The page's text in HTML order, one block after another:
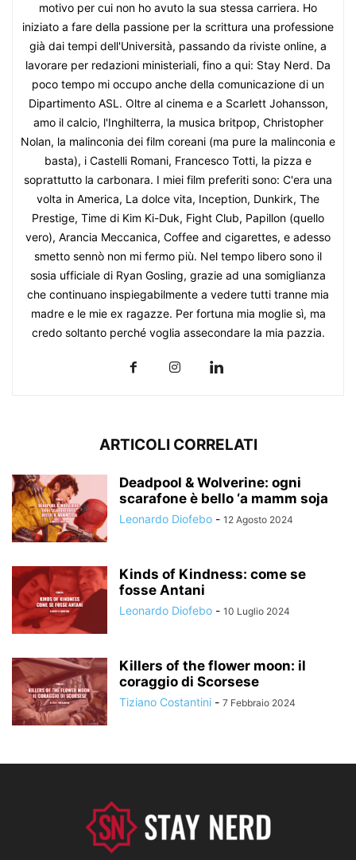
motivo per cui non ho avuto la sua stessa carriera. Ho
iniziato a fare della passione per la scrittura una professione
già dai tempi dell'Università, passando da riviste online, a
lavorare per redazioni ministeriali, fino a qui: Stay Nerd. Da
poco tempo mi occupo anche della comunicazione di un
Dipartimento ASL. Oltre al cinema e a Scarlett Johansson,
amo il calcio, l'Inghilterra, la musica britpop, Christopher
Nolan, la malinconia dei film coreani (ma pure la malinconia e
basta), i Castelli Romani, Francesco Totti, la pizza e
soprattutto la carbonara. I miei film preferiti sono: C'era una
volta in America, La dolce vita, Inception, Dunkirk, The
Prestige, Time di Kim Ki-Duk, Fight Club, Papillon (quello
vero), Arancia Meccanica, Coffee and cigarettes, e adesso
smetto sennò non mi fermo più. Nel tempo libero sono il
sosia ufficiale di Ryan Gosling, grazie ad una somiglianza
che continuano inspiegabilmente a vedere tutti tranne mia
madre e le mie ex ragazze. Per fortuna mia moglie sì, ma
credo soltanto perché voglia assecondare la mia pazzia.
ARTICOLI CORRELATI
Deadpool & Wolverine: ogni
scarafone è bello ‘a mamm soja
Leonardo Diofebo - 12 Agosto 2024
Kinds of Kindness: come se
fosse Antani
Leonardo Diofebo - 10 Luglio 2024
Killers of the flower moon: il
coraggio di Scorsese
Tiziano Costantini - 7 Febbraio 2024